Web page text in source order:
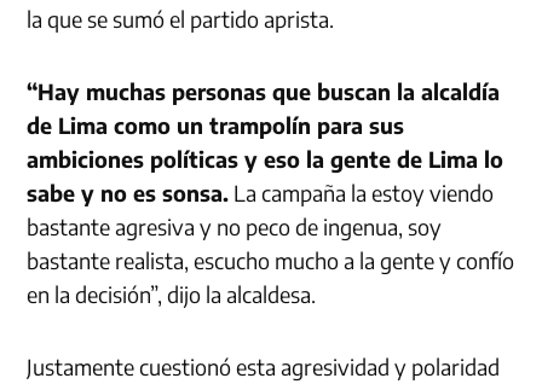
la que se sumó el partido aprista.
“Hay muchas personas que buscan la alcaldía
de Lima como un trampolín para sus
ambiciones políticas y eso la gente de Lima lo
sabe y no es sonsa. La campaña la estoy viendo
bastante agresiva y no peco de ingenua, soy
bastante realista, escucho mucho a la gente y confío
en la decisión”, dijo la alcaldesa.
Justamente cuestionó esta agresividad y polaridad